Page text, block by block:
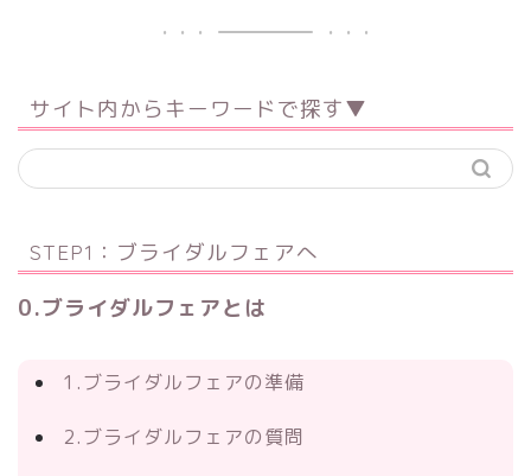
サイト内からキーワードで探す▼
STEP1：ブライダルフェアへ
0.ブライダルフェアとは
1.ブライダルフェアの準備
2.ブライダルフェアの質問